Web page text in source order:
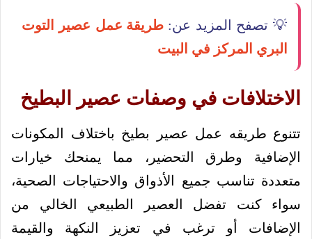
💡 تصفح المزيد عن:طريقة عمل عصير التوت
البري المركز في البيت
الاختلافات في وصفات عصير البطيخ
تتنوع طريقه عمل عصير بطيخ باختلاف المكونات
الإضافية وطرق التحضير، مما يمنحك خيارات
متعددة تناسب جميع الأذواق والاحتياجات الصحية،
سواء كنت تفضل العصير الطبيعي الخالي من
الإضافات أو ترغب في تعزيز النكهة والقيمة